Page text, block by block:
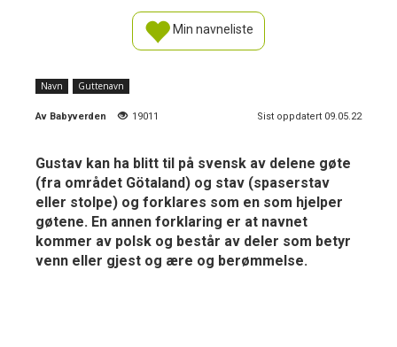
Min navneliste
Navn Guttenavn
Av Babyverden 19011 Sist oppdatert 09.05.22
Gustav kan ha blitt til på svensk av delene gøte
(fra området Götaland) og stav (spaserstav
eller stolpe) og forklares som en som hjelper
gøtene. En annen forklaring er at navnet
kommer av polsk og består av deler som betyr
venn eller gjest og ære og berømmelse.